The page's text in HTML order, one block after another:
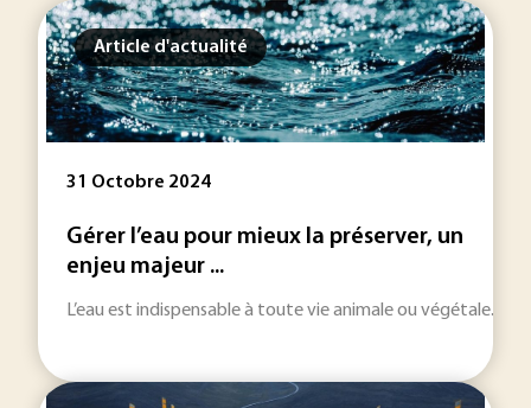
Article d'actualité
31 Octobre 2024
Gérer l’eau pour mieux la préserver, un
enjeu majeur ...
L’eau est indispensable à toute vie animale ou végétale.